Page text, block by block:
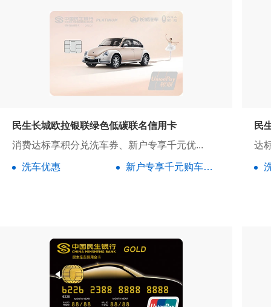
民生长城欧拉银联绿色低碳联名信用卡
消费达标享积分兑洗车券、新户专享千元优...
洗车优惠 新户专享千元购车优惠劵
民
达